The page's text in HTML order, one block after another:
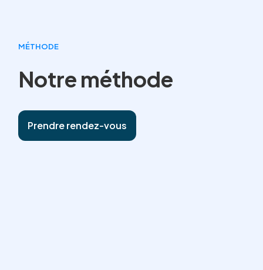
MÉTHODE
Notre méthode
Prendre rendez-vous